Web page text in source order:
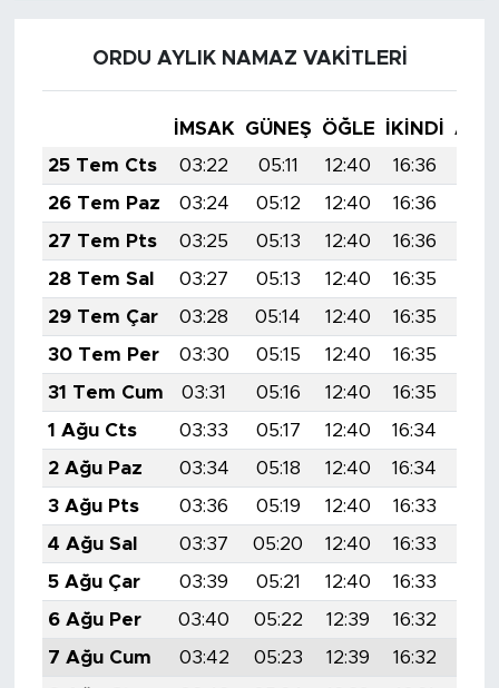
ORDU AYLIK NAMAZ VAKITLERI
İMSAK GÜNEŞ ÖĞLE İKINDI
25 Tem Cts
03:22 05:11 12:40 16:36
26 Tem Paz
03:24 05:12 12:40 16:36
27 Tem Pts
03:25 05:13 12:40 16:36
28 Tem Sal
03:27 05:13 12:40 16:35
29 Tem Çar
03:28 05:14 12:40 16:35
30 Tem Per
03:30 05:15 12:40 16:35
31 Tem Cum
03:31 05:16 12:40 16:35
1 Ağu Cts
03:33 05:17 12:40 16:34
2 Ağu Paz
03:34 05:18 12:40 16:34
3 Ağu Pts
03:36 05:19 12:40 16:33
4 Ağu Sal
03:37 05:20 12:40 16:33
5 Ağu Çar
03:39 05:21 12:40 16:33
6 Ağu Per
03:40 05:22 12:39 16:32
7 Ağu Cum
03:42 05:23 12:39 16:32
SAĞLIK
MEDYA KÖŞESİ
FOTO GALERİ
VİDEOLAR
ALINTI YAZARLAR
SOSYAL MEDYA